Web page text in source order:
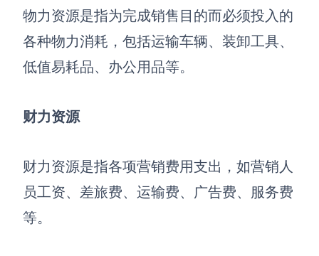
AI生成思维导图
AI生成流程图
AI生成用户旅程图
战略与流程设计
AI生成商业画布
物力资源是指为完成销售目的而必须投入的
各种物力消耗，包括运输车辆、装卸工具、
低值易耗品、办公用品等。
财力资源
财力资源是指各项营销费用支出，如营销人
员工资、差旅费、运输费、广告费、服务费
等。